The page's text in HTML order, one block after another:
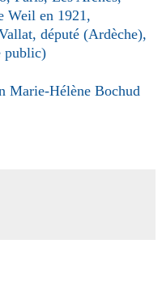
Weil en 1921,
député (Ardèche),
public)
Marie-Hélène Bochud